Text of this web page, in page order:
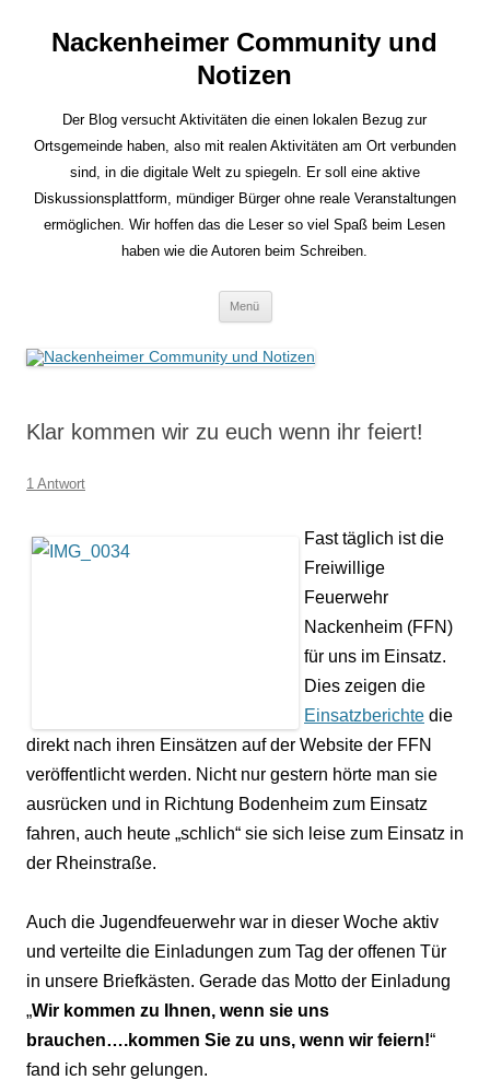
Nackenheimer Community und
Notizen
Der Blog versucht Aktivitäten die einen lokalen Bezug zur
Ortsgemeinde haben, also mit realen Aktivitäten am Ort verbunden
sind, in die digitale Welt zu spiegeln. Er soll eine aktive
Diskussionsplattform, mündiger Bürger ohne reale Veranstaltungen
ermöglichen. Wir hoffen das die Leser so viel Spaß beim Lesen
haben wie die Autoren beim Schreiben.
Menü
Klar kommen wir zu euch wenn ihr feiert!
1 Antwort
Fast täglich ist die
Freiwillige
Feuerwehr
Nackenheim (FFN)
für uns im Einsatz.
Dies zeigen die
Einsatzberichte die
direkt nach ihren Einsätzen auf der Website der FFN
veröffentlicht werden. Nicht nur gestern hörte man sie
ausrücken und in Richtung Bodenheim zum Einsatz
fahren, auch heute „schlich“ sie sich leise zum Einsatz in
der Rheinstraße.
Auch die Jugendfeuerwehr war in dieser Woche aktiv
und verteilte die Einladungen zum Tag der offenen Tür
in unsere Briefkästen. Gerade das Motto der Einladung
„Wir kommen zu Ihnen, wenn sie uns
brauchen….kommen Sie zu uns, wenn wir feiern!“
fand ich sehr gelungen.